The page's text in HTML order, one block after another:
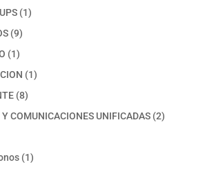
11
99
productos
11
producto
11
88
productos
COMUNICACIONES UNIFICADAS 22
11